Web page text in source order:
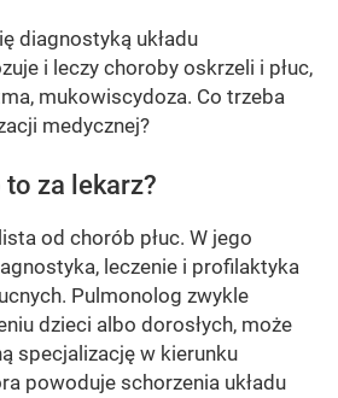
diagnostyką układu
i leczy choroby oskrzeli i płuc,
mukowiscydoza. Co trzeba
medycznej?
za lekarz?
od chorób płuc. W jego
leczenie i profilaktyka
Pulmonolog zwykle
dzieci albo dorosłych, może
specjalizację w kierunku
powoduje schorzenia układu